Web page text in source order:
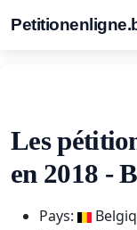
Les
en 2018 -
Pays: